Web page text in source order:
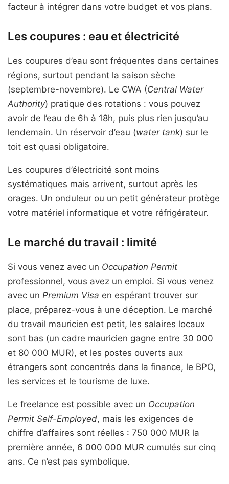
facteur à intégrer dans votre budget et vos plans.
Les coupures : eau et électricité
Les coupures d’eau sont fréquentes dans certaines
régions, surtout pendant la saison sèche
(septembre-novembre). Le CWA (Central Water
Authority) pratique des rotations : vous pouvez
avoir de l’eau de 6h à 18h, puis plus rien jusqu’au
lendemain. Un réservoir d’eau (water tank) sur le
toit est quasi obligatoire.
Les coupures d’électricité sont moins
systématiques mais arrivent, surtout après les
orages. Un onduleur ou un petit générateur protège
votre matériel informatique et votre réfrigérateur.
Le marché du travail : limité
Si vous venez avec un Occupation Permit
professionnel, vous avez un emploi. Si vous venez
avec un Premium Visa en espérant trouver sur
place, préparez-vous à une déception. Le marché
du travail mauricien est petit, les salaires locaux
sont bas (un cadre mauricien gagne entre 30 000
et 80 000 MUR), et les postes ouverts aux
étrangers sont concentrés dans la finance, le BPO,
les services et le tourisme de luxe.
Le freelance est possible avec un Occupation
Permit Self-Employed, mais les exigences de
chiffre d’affaires sont réelles : 750 000 MUR la
première année, 6 000 000 MUR cumulés sur cinq
ans. Ce n’est pas symbolique.